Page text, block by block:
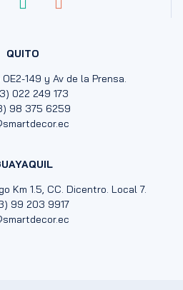
QUITO
149 y Av de la Prensa.
022 249 173
98 375 6259
Km 1.5, CC. Dicentro. Local 7.
99 203 9917